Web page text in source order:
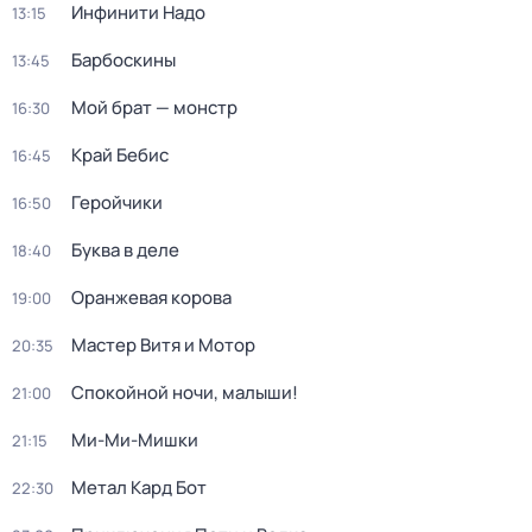
13:15 Инфинити Надо
13:45 Барбоскины
16:30 Мой брат — монстр
16:45 Край Бебис
16:50 Геройчики
18:40 Буква в деле
19:00 Оранжевая корова
20:35 Мастер Витя и Мотор
21:00 Спокойной ночи, малыши!
21:15 Ми-Ми-Мишки
22:30 Метал Кард Бот